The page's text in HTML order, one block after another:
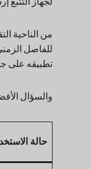
من الناحية
للفاصل
تطبيقه على
والسؤال
حالة